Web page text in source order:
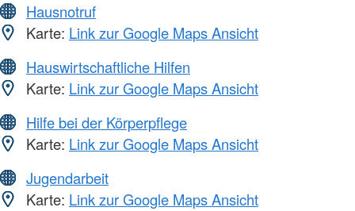
Hausnotruf
Karte: Link zur Google Maps Ansicht
Hauswirtschaftliche Hilfen
Karte: Link zur Google Maps Ansicht
Hilfe bei der Körperpflege
Karte: Link zur Google Maps Ansicht
Jugendarbeit
Karte: Link zur Google Maps Ansicht